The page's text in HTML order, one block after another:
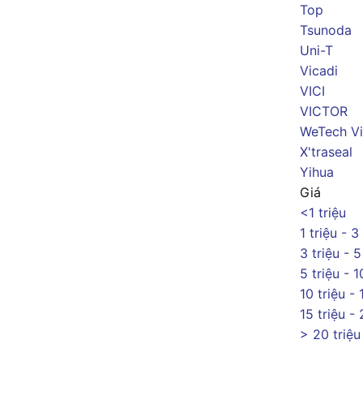
Top
Tsunoda
Uni-T
Vicadi
VICI
VICTOR
WeTech
X'traseal
Yihua
Giá
<1 triệu
1 triệu - 3
3 triệu -
5 triệu -
10 triệu -
15 triệu -
> 20 triệu